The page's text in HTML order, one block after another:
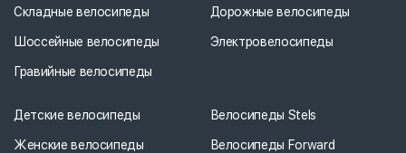
Складные велосипеды
Шоссейные велосипеды
Гравийные велосипеды
Дорожные велосипеды
Электровелосипеды
Детские велосипеды
Женские велосипеды
Велосипеды Stels
Велосипеды Forward